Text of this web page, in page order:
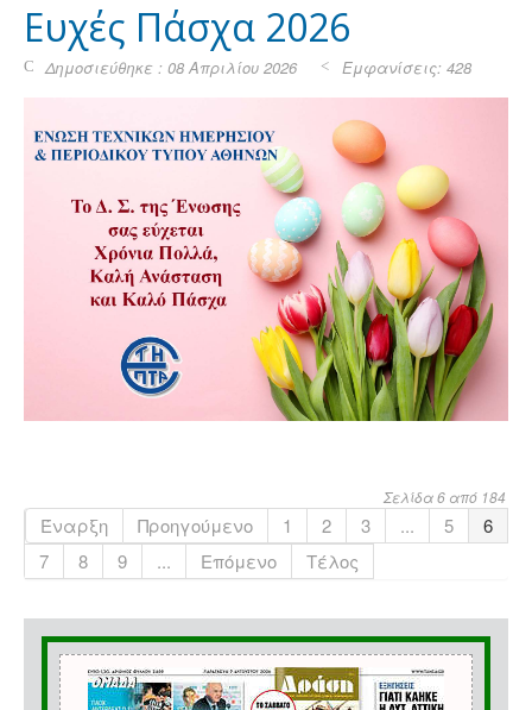
Ευχές Πάσχα 2026
Δημοσιεύθηκε : 08 Απριλίου 2026 Εμφανίσεις: 428
Σελίδα 6 από 184
Έναρξη Προηγούμενο 1 2 3 ... 5
6
7
8 9 ... Επόμενο Τέλος